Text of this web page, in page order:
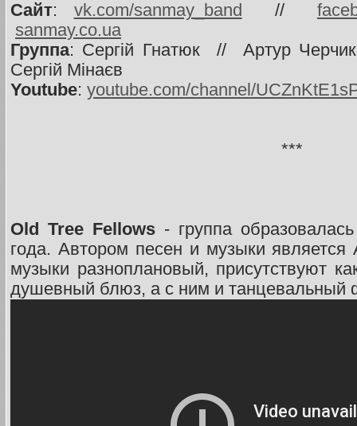
Сайт: vk.com/sanmay_band //
sanmay.co.ua
Группа: Сергій Гнатюк // Артур
Сергій Мінаєв
Youtube: youtube.com/channel/
***
Old Tree Fellows- группа
года. Автором песен и музыки является
музыки разноплановый, присутствуют
душевный блюз, а с ним и танцевальный